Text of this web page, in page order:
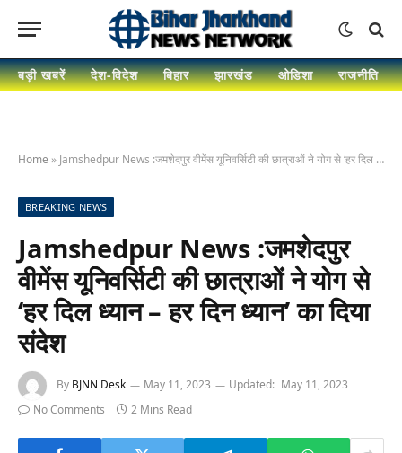
बड़ी खबरें देश-विदेश बिहार झारखंड ओडिशा राजनीति
Home » Jamshedpur News :जमशेदपुर वीमेंस यूनिवर्सिटी की छात्राओं ने योग से ‘हर दिल ध्यान – हर दिन ध्यान’ का दिया संदेश
BREAKING NEWS
Jamshedpur News :जमशेदपुर
वीमेंस यूनिवर्सिटी की छात्राओं ने योग से
‘हर दिल ध्यान – हर दिन ध्यान’ का दिया
संदेश
By BJNN Desk May 11, 2023 Updated: May 11, 2023
No Comments
2 Mins Read